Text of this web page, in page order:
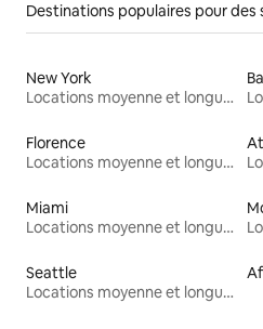
Destinations populaires pour des
New York
Locations moyenne et longue durée
Florence
Locations moyenne et longue durée
Miami
Locations moyenne et longue durée
Seattle
Locations moyenne et longue durée